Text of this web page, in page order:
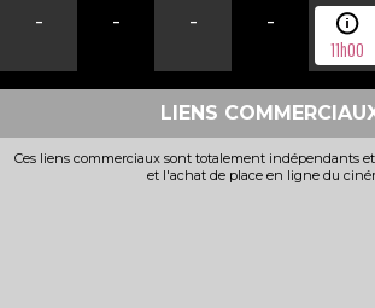
-
- - -
11h00
LIENS
Ces liens commerciaux sont totalement indépendants
et l'achat de place en ligne du